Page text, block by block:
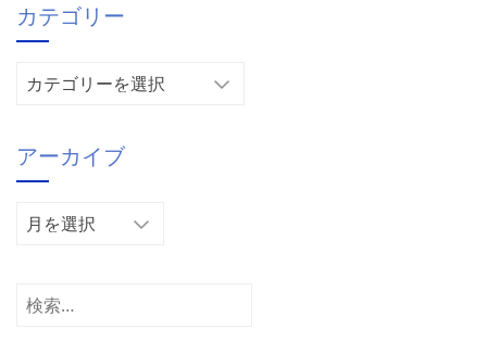
カテゴリー
リ
ー
アーカイブ
ア
イ
検